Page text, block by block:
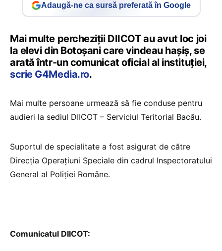
Adaugă-ne ca sursă preferată în Google
Mai multe percheziții DIICOT au avut loc joi
la elevi din Botoșani care vindeau hașiș, se
arată într-un comunicat oficial al instituției,
scrie G4Media.ro.
Mai multe persoane urmează să fie conduse pentru
audieri la sediul DIICOT – Serviciul Teritorial Bacău.
Suportul de specialitate a fost asigurat de către
Direcția Operațiuni Speciale din cadrul Inspectoratului
General al Poliţiei Române.
Comunicatul DIICOT: